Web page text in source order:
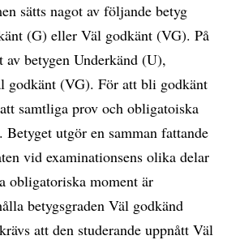
sätts nagot av följande betyg
(G) eller Väl godkänt (VG). På
av betygen Underkänd (U),
godkänt (VG). För att bli godkänt
samtliga prov och obligatoiska
Betyget utgör en samman fattande
vid examinationsens olika delar
obligatoriska moment är
betygsgraden Väl godkänd
att den studerande uppnått Väl